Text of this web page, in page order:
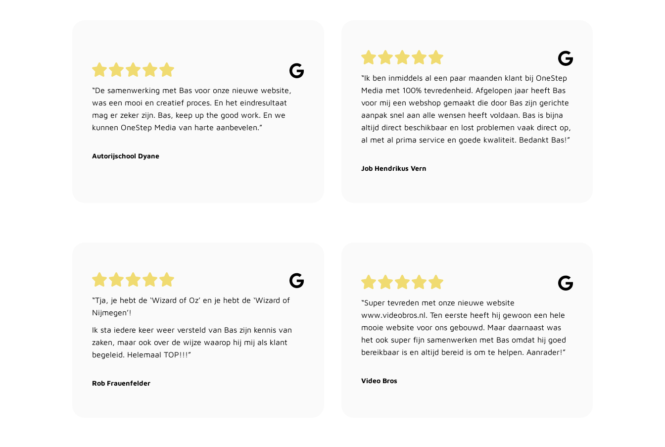
“De samenwerking met Bas voor onze nieuwe website,
was een mooi en creatief proces. En het eindresultaat
mag er zeker zijn. Bas, keep up the good work. En we
kunnen OneStep Media van harte aanbevelen.”
Autorijschool Dyane
“Ik ben inmiddels al een paar maanden klant bij OneStep
Media met 100% tevredenheid. Afgelopen jaar heeft Bas
voor mij een webshop gemaakt die door Bas zijn gerichte
aanpak snel aan alle wensen heeft voldaan. Bas is bijna
altijd direct beschikbaar en lost problemen vaak direct op,
al met al prima service en goede kwaliteit. Bedankt Bas!”
Job Hendrikus Vern
“Tja, je hebt de ‘Wizard of Oz’ en je hebt de ‘Wizard of
Nijmegen’!
Ik sta iedere keer weer versteld van Bas zijn kennis van
zaken, maar ook over de wijze waarop hij mij als klant
begeleid. Helemaal TOP!!!”
Rob Frauenfelder
“Super tevreden met onze nieuwe website
www.videobros.nl. Ten eerste heeft hij gewoon een hele
mooie website voor ons gebouwd. Maar daarnaast was
het ook super fijn samenwerken met Bas omdat hij goed
bereikbaar is en altijd bereid is om te helpen. Aanrader!”
Video Bros